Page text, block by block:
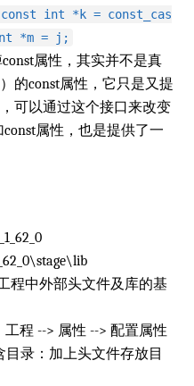
const int *k = const_cas
*m = j;
属性，其实并不是真
的const属性，它只是又提
可以通过这个接口来改变
const属性，也是提供了一
程中外部头文件及库的基
工程 --> 属性 --> 配置属性
目录：加上头文件存放目